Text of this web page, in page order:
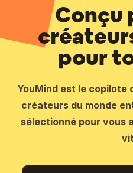
Conçu
pour
YouMind est le copilote
créateurs du monde
sélectionné pour vous